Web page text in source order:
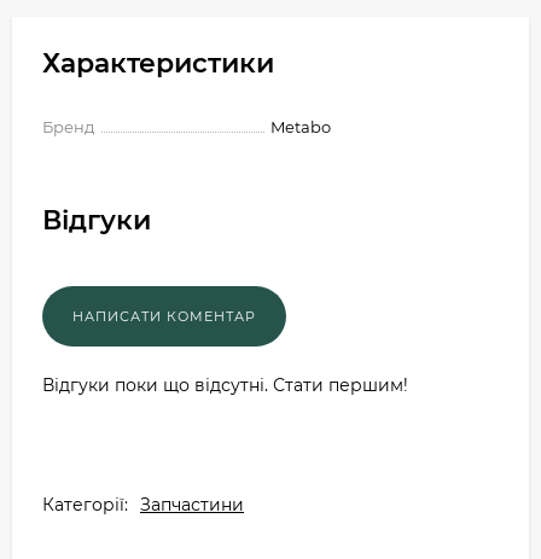
Характеристики
Бренд Metabo
Відгуки
Відгуки поки що відсутні. Стати першим!
Категорії: Запчастини